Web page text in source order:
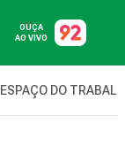
OUÇA
AO VIVO
ESPAÇO DO